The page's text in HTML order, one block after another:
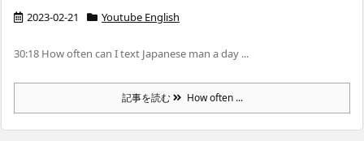
2023-02-21 Youtube English
30:18 How often can I text Japanese man a day ...
記事を読む How often ...